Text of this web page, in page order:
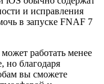
и исправления
в запуске FNAF 7
работать менее
но благодаря
вы сможете